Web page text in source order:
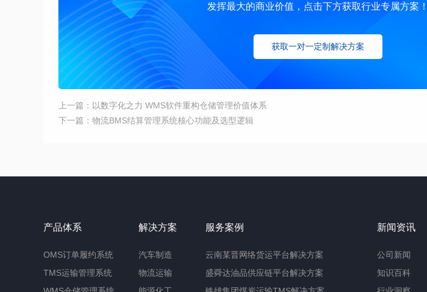
发挥最大的商业价值，点击下方获取行业专属方案！
获取一对一定制解决方案
上一篇：以数字化之力 WMS软件重构仓储管理价值体系
下一篇：物流BMS结算管理系统核心功能及选型逻辑
产品体系
OMS订单履约系统
TMS运输管理系统
解决方案
汽车制造
物流运输
服务案例
云南某晋网络货运平台解决方案
盛舜达油品供应链平台解决方案
新闻资讯
公司新闻
知识百科